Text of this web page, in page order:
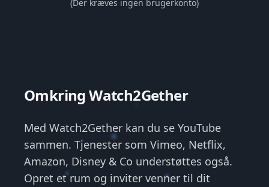
(Der kræves ingen brugerkonto)
Omkring Watch2Gether
Med Watch2Gether kan du se YouTube
sammen. Tjenester som Vimeo, Netflix,
Amazon, Disney & Co understøttes også.
Opret et rum og inviter venner til dit